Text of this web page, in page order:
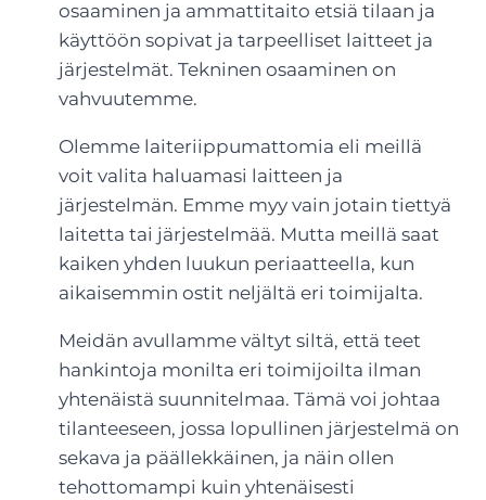
osaaminen ja ammattitaito etsiä tilaan ja
käyttöön sopivat ja tarpeelliset laitteet ja
järjestelmät. Tekninen osaaminen on
vahvuutemme.
Olemme laiteriippumattomia eli meillä
voit valita haluamasi laitteen ja
järjestelmän. Emme myy vain jotain tiettyä
laitetta tai järjestelmää. Mutta meillä saat
kaiken yhden luukun periaatteella, kun
aikaisemmin ostit neljältä eri toimijalta.
Meidän avullamme vältyt siltä, että teet
hankintoja monilta eri toimijoilta ilman
yhtenäistä suunnitelmaa. Tämä voi johtaa
tilanteeseen, jossa lopullinen järjestelmä on
sekava ja päällekkäinen, ja näin ollen
tehottomampi kuin yhtenäisesti